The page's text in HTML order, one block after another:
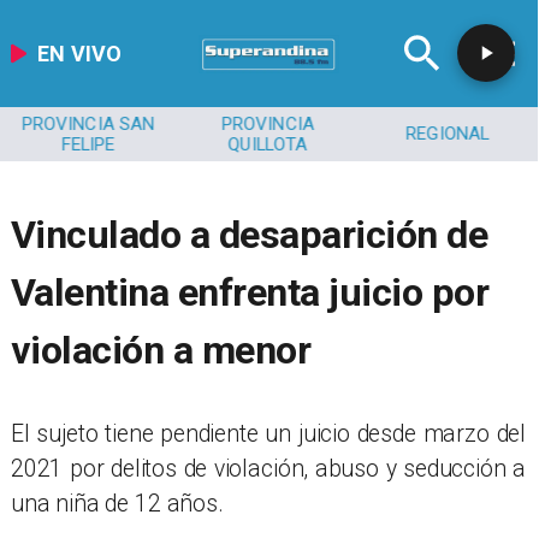
EN VIVO
PROVINCIA SAN
FELIPE
PROVINCIA
QUILLOTA
REGIONAL
Vinculado a desaparición de
Valentina enfrenta juicio por
violación a menor
El sujeto tiene pendiente un juicio desde marzo del
2021 por delitos de violación, abuso y seducción a
una niña de 12 años.